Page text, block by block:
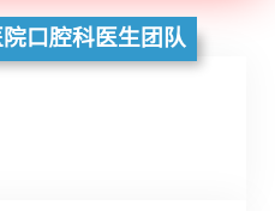
口腔科医生团队